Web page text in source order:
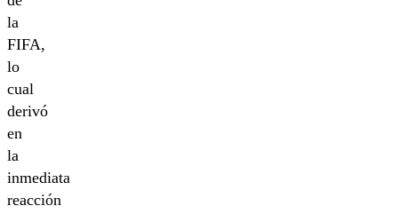
la
FIFA,
lo
cual
derivó
en
la
inmediata
reacción